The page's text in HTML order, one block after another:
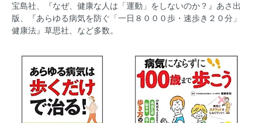
宝島社、『なぜ、健康な人は「運動」をしないのか？』あさ出
版、『あらゆる病気を防ぐ「一日８０００歩・速歩き２０分」
健康法』草思社、など多数。